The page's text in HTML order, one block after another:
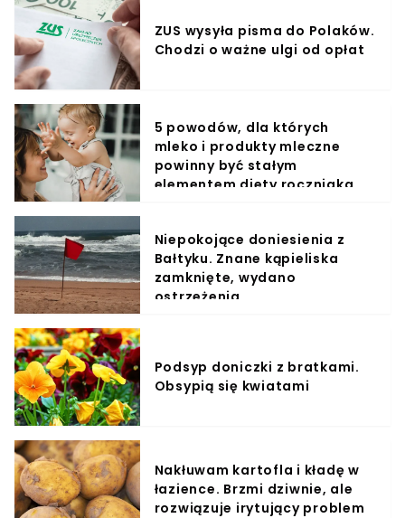
ZUS wysyła pisma do Polaków.
Chodzi o ważne ulgi od opłat
5 powodów, dla których
mleko i produkty mleczne
powinny być stałym
elementem diety roczniaka
Niepokojące doniesienia z
Bałtyku. Znane kąpieliska
zamknięte, wydano
ostrzeżenia
Podsyp doniczki z bratkami.
Obsypią się kwiatami
Nakłuwam kartofla i kładę w
łazience. Brzmi dziwnie, ale
rozwiązuje irytujący problem